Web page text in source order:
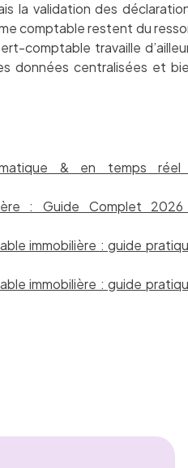
la validation des
comptable restent du
comptable travaille
données centralisées et
& en temps
: Guide Complet
immobilière : guide
immobilière : guide